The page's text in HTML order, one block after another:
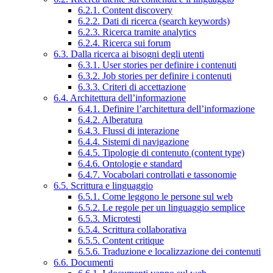
6.2.1. Content discovery
6.2.2. Dati di ricerca (search keywords)
6.2.3. Ricerca tramite analytics
6.2.4. Ricerca sui forum
6.3. Dalla ricerca ai bisogni degli utenti
6.3.1. User stories per definire i contenuti
6.3.2. Job stories per definire i contenuti
6.3.3. Criteri di accettazione
6.4. Architettura dell’informazione
6.4.1. Definire l’architettura dell’informazione
6.4.2. Alberatura
6.4.3. Flussi di interazione
6.4.4. Sistemi di navigazione
6.4.5. Tipologie di contenuto (content type)
6.4.6. Ontologie e standard
6.4.7. Vocabolari controllati e tassonomie
6.5. Scrittura e linguaggio
6.5.1. Come leggono le persone sul web
6.5.2. Le regole per un linguaggio semplice
6.5.3. Microtesti
6.5.4. Scrittura collaborativa
6.5.5. Content critique
6.5.6. Traduzione e localizzazione dei contenuti
6.6. Documenti